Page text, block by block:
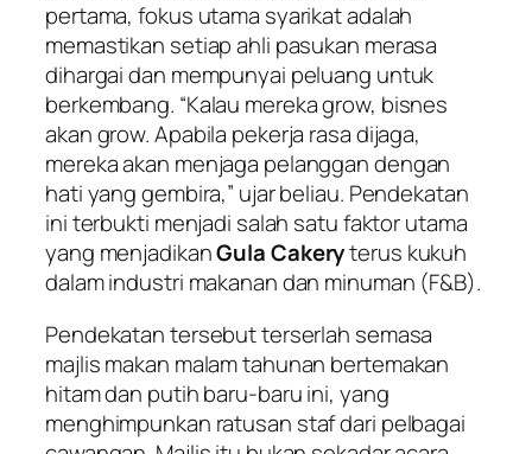
pertama, fokus utama syarikat adalah
memastikan setiap ahli pasukan merasa
dihargai dan mempunyai peluang untuk
berkembang. “Kalau mereka grow, bisnes
akan grow. Apabila pekerja rasa dijaga,
mereka akan menjaga pelanggan dengan
hati yang gembira,” ujar beliau. Pendekatan
ini terbukti menjadi salah satu faktor utama
yang menjadikanGula Cakeryterus kukuh
dalam industri makanan dan minuman (F&B).
Pendekatan tersebut terserlah semasa
majlis makan malam tahunan bertemakan
hitam dan putih baru-baru ini, yang
menghimpunkan ratusan staf dari pelbagai